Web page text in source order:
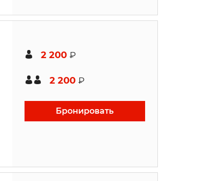
2 200 ₽
2 200 ₽
Бронировать